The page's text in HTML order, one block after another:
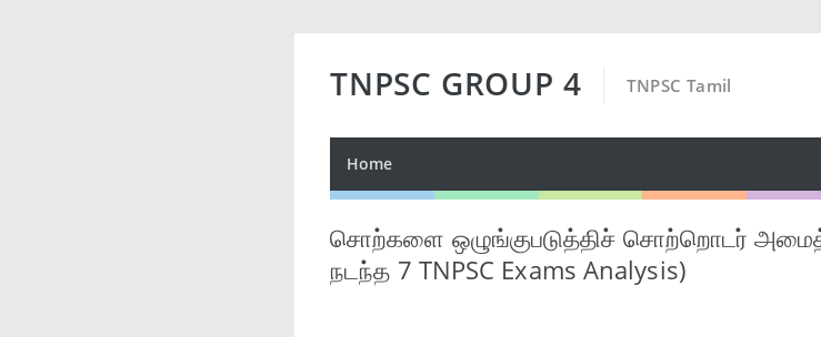
TNPSC GROUP 4 TNPSC Tamil
Home
சொற்களை ஒழுங்குபடுத்திச் சொற்றொடர்
நடந்த 7 TNPSC Exams Analysis)